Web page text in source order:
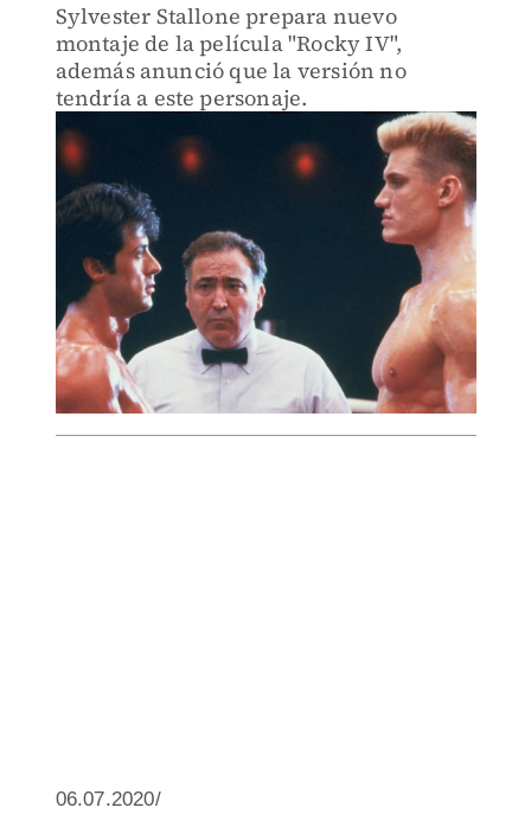
Sylvester Stallone prepara nuevo
montaje de la película "Rocky IV",
además anunció que la versión no
tendría a este personaje.
06.07.2020/